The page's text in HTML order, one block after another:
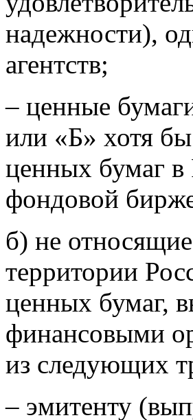
надежности),
агентств;
– ценные
или «Б» хотя
ценных бумаг в
фондовой
б) не
территории
ценных бумаг,
финансовыми
из следующих
– эмитенту